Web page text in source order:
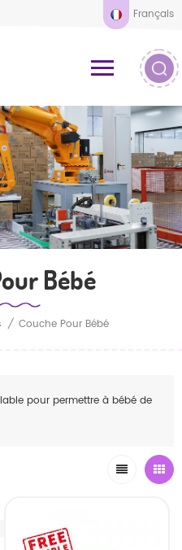
Français
Bébé
/ Couche Pour Bébé
pour permettre à bébé de